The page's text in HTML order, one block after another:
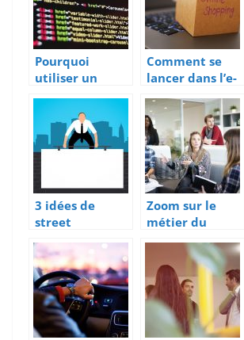
Pourquoi
utiliser un
logiciel EDI ?
Comment se
lancer dans l’e-
commerce ?
3 idées de
street
marketing
percutantes
Zoom sur le
métier du
marketing et
communication